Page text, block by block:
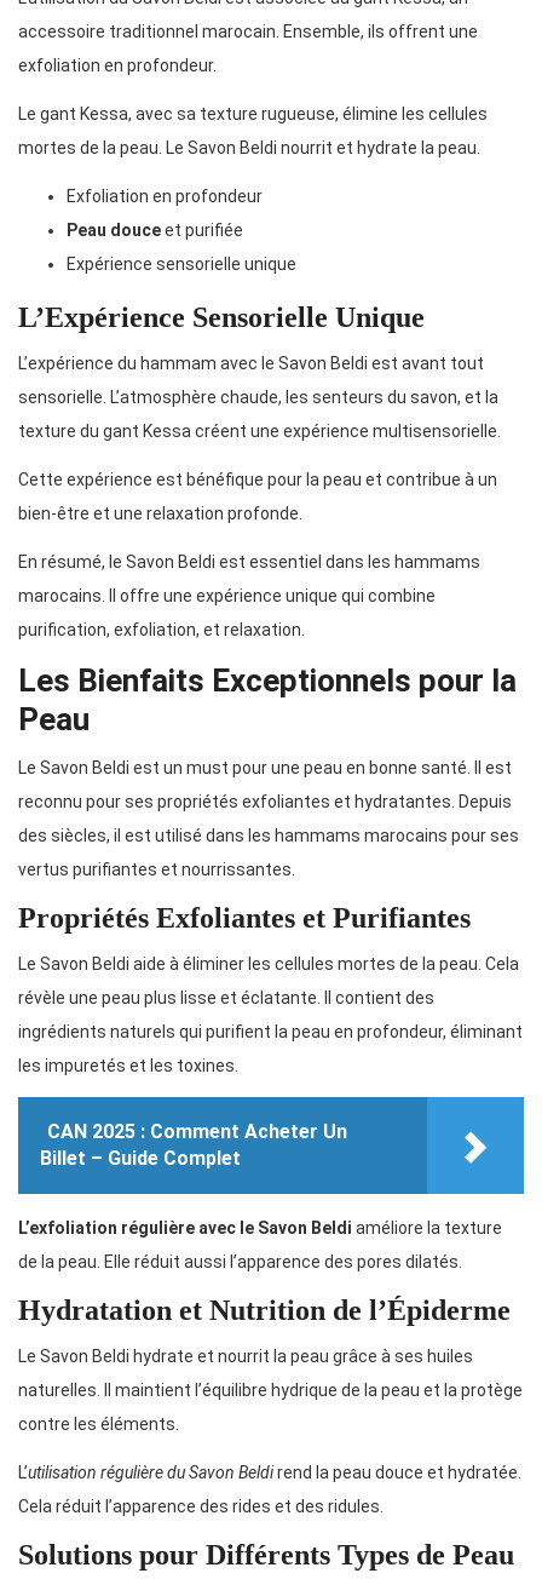
accessoire traditionnel marocain. Ensemble, ils offrent une
exfoliation en profondeur.
Le gant Kessa, avec sa texture rugueuse, élimine les cellules
mortes de la peau. Le Savon Beldi nourrit et hydrate la peau.
Exfoliation en profondeur
Peau douceet purifiée
Expérience sensorielle unique
L’Expérience Sensorielle Unique
L’expérience du hammam avec le Savon Beldi est avant tout
sensorielle. L’atmosphère chaude, les senteurs du savon, et la
texture du gant Kessa créent une expérience multisensorielle.
Cette expérience est bénéfique pour la peau et contribue à un
bien-être et une relaxation profonde.
En résumé, le Savon Beldi est essentiel dans les hammams
marocains. Il offre une expérience unique qui combine
purification, exfoliation, et relaxation.
Les Bienfaits Exceptionnels pour la
Peau
Le Savon Beldi est un must pour une peau en bonne santé. Il est
reconnu pour ses propriétés exfoliantes et hydratantes. Depuis
des siècles, il est utilisé dans les hammams marocains pour ses
vertus purifiantes et nourrissantes.
Propriétés Exfoliantes et Purifiantes
Le Savon Beldi aide à éliminer les cellules mortes de la peau. Cela
révèle une peau plus lisse et éclatante. Il contient des
ingrédients naturels qui purifient la peau en profondeur, éliminant
les impuretés et les toxines.
CAN 2025 : Comment Acheter Un
Billet – Guide Complet
L’exfoliation régulière avec le Savon Beldi améliore la texture
de la peau. Elle réduit aussi l’apparence des pores dilatés.
Hydratation et Nutrition de l’Épiderme
Le Savon Beldi hydrate et nourrit la peau grâce à ses huiles
naturelles. Il maintient l’équilibre hydrique de la peau et la protège
contre les éléments.
L’utilisation régulière du Savon Beldirend la peau douce et hydratée.
Cela réduit l’apparence des rides et des ridules.
Solutions pour Différents Types de Peau